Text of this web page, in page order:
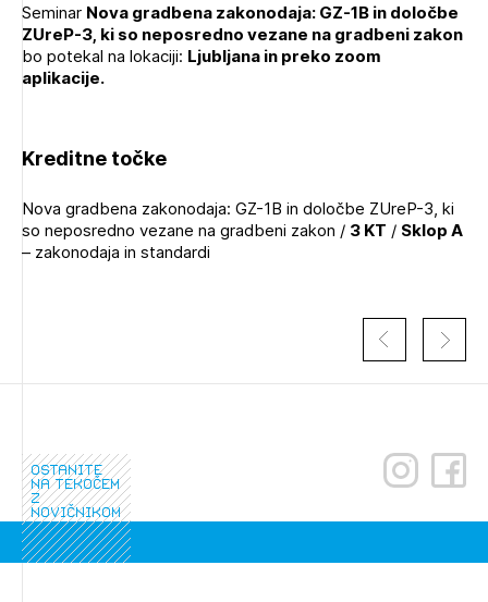
registriranim uporabnikom. Da lahko do nje
dostopate, se je potrebno prijaviti.
Seminar Nova gradbena zakonodaja: GZ-1B in določbe
ZUreP-3, ki so neposredno vezane na gradbeni zakon
bo potekal na lokaciji: Ljubljana in preko zoom
aplikacije.
Kreditne točke
Nova gradbena zakonodaja: GZ-1B in določbe ZUreP-3, ki
so neposredno vezane na gradbeni zakon / 3 KT / Sklop A
– zakonodaja in standardi
ostanite
na tekočem
z
novičnikom